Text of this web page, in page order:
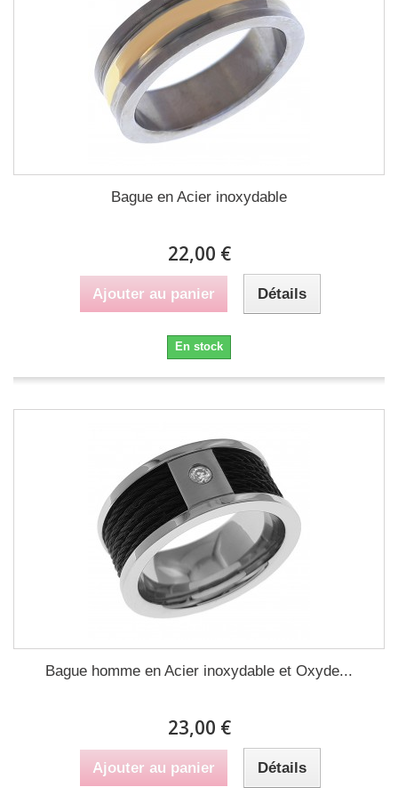
Bague en Acier inoxydable
22,00 €
Ajouter au panier Détails
En stock
Bague homme en Acier inoxydable et Oxyde...
23,00 €
Ajouter au panier Détails